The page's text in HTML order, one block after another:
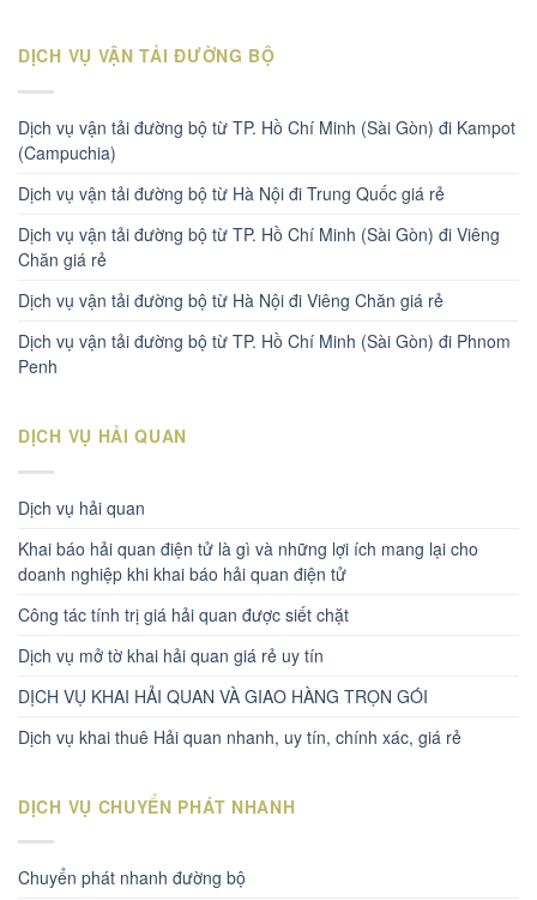
DỊCH VỤ VẬN TẢI ĐƯỜNG BỘ
Dịch vụ vận tải đường bộ từ TP. Hồ Chí Minh (Sài Gòn) đi Kampot
(Campuchia)
Dịch vụ vận tải đường bộ từ Hà Nội đi Trung Quốc giá rẻ
Dịch vụ vận tải đường bộ từ TP. Hồ Chí Minh (Sài Gòn) đi Viêng
Chăn giá rẻ
Dịch vụ vận tải đường bộ từ Hà Nội đi Viêng Chăn giá rẻ
Dịch vụ vận tải đường bộ từ TP. Hồ Chí Minh (Sài Gòn) đi Phnom
Penh
DỊCH VỤ HẢI QUAN
Dịch vụ hải quan
Khai báo hải quan điện tử là gì và những lợi ích mang lại cho
doanh nghiệp khi khai báo hải quan điện tử
Công tác tính trị giá hải quan được siết chặt
Dịch vụ mở tờ khai hải quan giá rẻ uy tín
DỊCH VỤ KHAI HẢI QUAN VÀ GIAO HÀNG TRỌN GÓI
Dịch vụ khai thuê Hải quan nhanh, uy tín, chính xác, giá rẻ
DỊCH VỤ CHUYỂN PHÁT NHANH
Chuyển phát nhanh đường bộ